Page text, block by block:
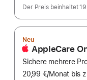
Der Preis beinhaltet
Neu
AppleCare
Sichere mehrere
20,99 €/Monat pro
bis